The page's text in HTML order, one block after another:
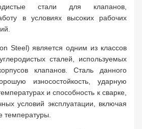
стали для клапанов,
в условиях высоких рабочих
Steel) является одним из классов
сталей, используемых
клапанов. Сталь данного
износостойкость, ударную
и способность к сварке,
условий эксплуатации, включая
температуры.